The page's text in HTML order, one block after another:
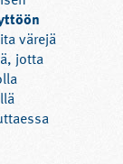
värejä
jotta